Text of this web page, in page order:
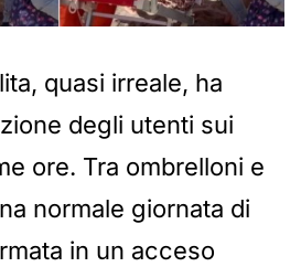
quasi irreale, ha
degli utenti sui
ore. Tra ombrelloni e
normale giornata di
in un acceso